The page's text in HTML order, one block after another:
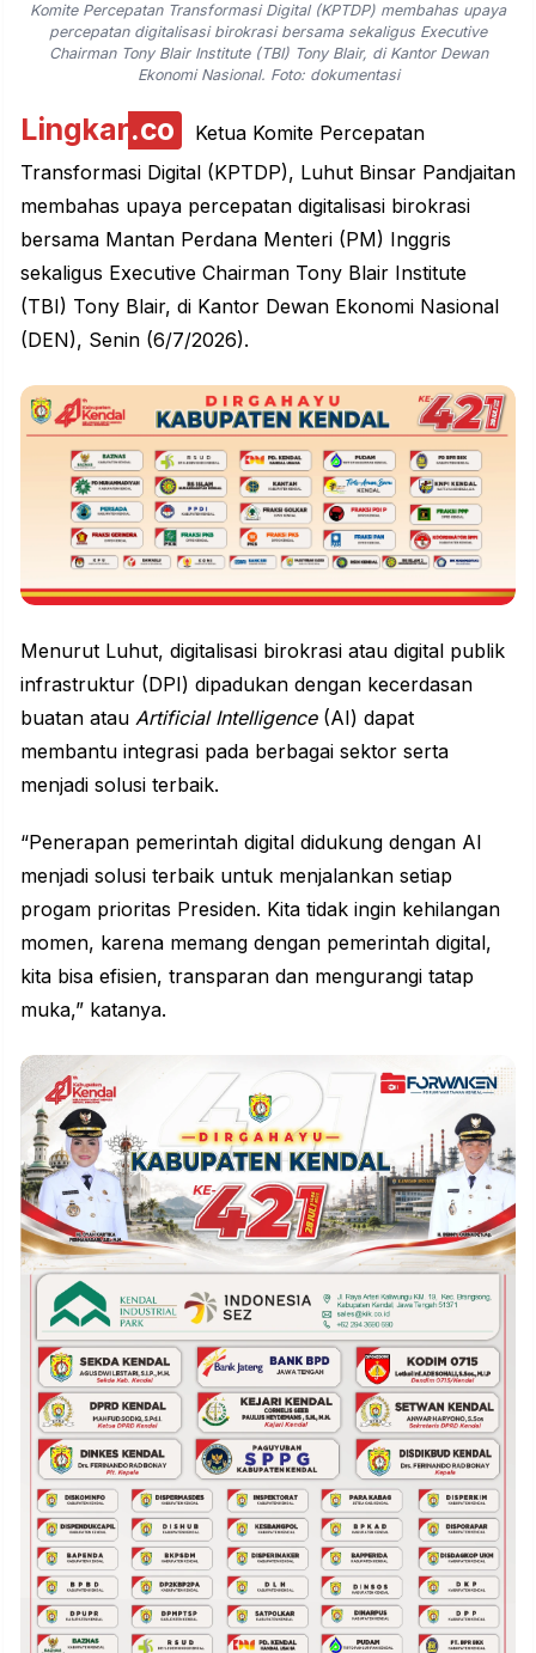
Komite Percepatan Transformasi Digital (KPTDP) membahas upaya
percepatan digitalisasi birokrasi bersama sekaligus Executive
Chairman Tony Blair Institute (TBI) Tony Blair, di Kantor Dewan
Ekonomi Nasional. Foto: dokumentasi
Lingkar.co
Ketua Komite Percepatan
Transformasi Digital (KPTDP), Luhut Binsar Pandjaitan
membahas upaya percepatan digitalisasi birokrasi
bersama Mantan Perdana Menteri (PM) Inggris
sekaligus Executive Chairman Tony Blair Institute
(TBI) Tony Blair, di Kantor Dewan Ekonomi Nasional
(DEN), Senin (6/7/2026).
Menurut Luhut, digitalisasi birokrasi atau digital publik
infrastruktur (DPI) dipadukan dengan kecerdasan
buatan atau Artificial Intelligence(AI) dapat
membantu integrasi pada berbagai sektor serta
menjadi solusi terbaik.
“Penerapan pemerintah digital didukung dengan AI
menjadi solusi terbaik untuk menjalankan setiap
progam prioritas Presiden. Kita tidak ingin kehilangan
momen, karena memang dengan pemerintah digital,
kita bisa efisien, transparan dan mengurangi tatap
muka,” katanya.